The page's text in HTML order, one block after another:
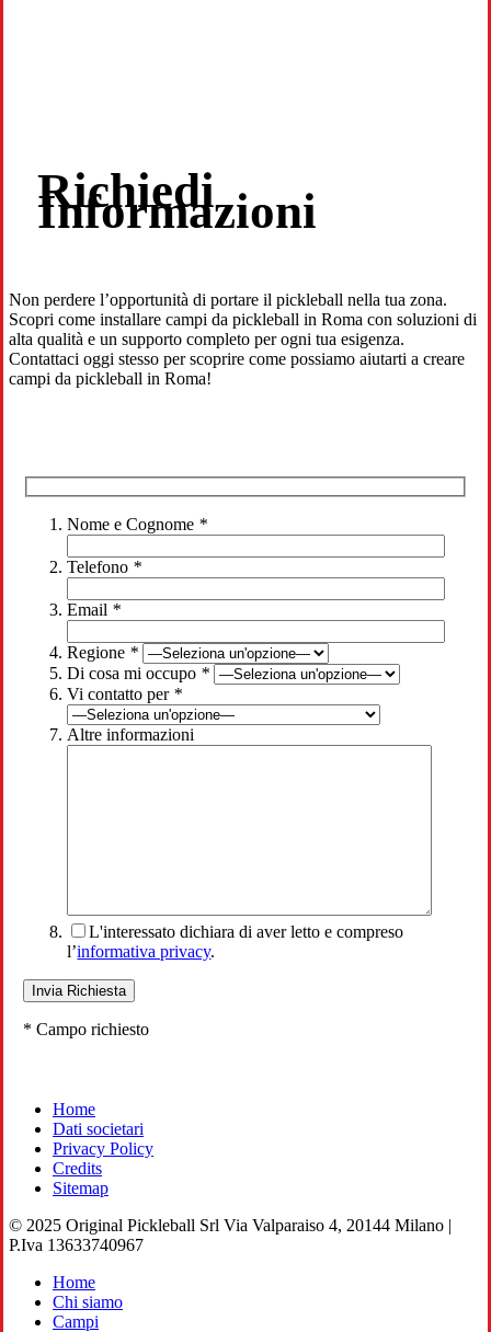
Richiedi
Informazioni
Non perdere l’opportunità di portare il pickleball nella tua zona.
Scopri come installare campi da pickleball in Roma con soluzioni di
alta qualità e un supporto completo per ogni tua esigenza.
Contattaci oggi stesso per scoprire come possiamo aiutarti a creare
campi da pickleball in Roma!
Nome e Cognome *
Telefono *
Email *
Regione *
Di cosa mi occupo *
Vi contatto per *
Altre informazioni
L'interessato dichiara di aver letto e compreso
l’informativa privacy.
* Campo richiesto
Home
Dati societari
Privacy Policy
Credits
Sitemap
© 2025 Original Pickleball Srl Via Valparaiso 4, 20144 Milano |
P.Iva 13633740967
Close
Menu
Home
Chi siamo
Campi